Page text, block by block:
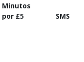
Minutos
por ⁦£5⁩
SMS